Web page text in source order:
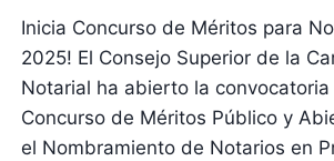
Inicia Concurso de Méritos para
2025! El Consejo Superior de la
Notarial ha abierto la convocatoria
Concurso de Méritos Público y
el Nombramiento de Notarios en